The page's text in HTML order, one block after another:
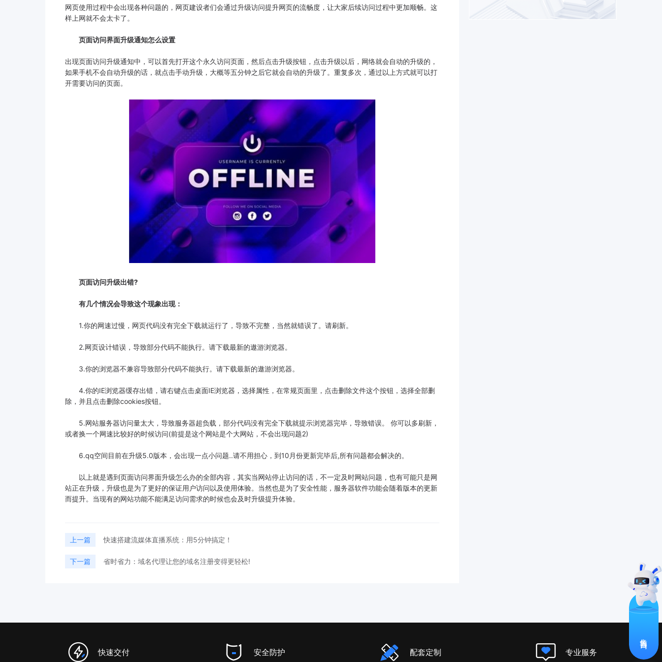
网页使用过程中会出现各种问题的，网页建设者们会通过升级访问提升网页的流畅度，让大家后续访问过程中更加顺畅。这
样上网就不会太卡了。
页面访问界面升级通知怎么设置
出现页面访问升级通知中，可以首先打开这个永久访问页面，然后点击升级按钮，点击升级以后，网络就会自动的升级的，
如果手机不会自动升级的话，就点击手动升级，大概等五分钟之后它就会自动的升级了。重复多次，通过以上方式就可以打
开需要访问的页面。
页面访问升级出错?
有几个情况会导致这个现象出现：
1.你的网速过慢，网页代码没有完全下载就运行了，导致不完整，当然就错误了。请刷新。
2.网页设计错误，导致部分代码不能执行。请下载最新的遨游浏览器。
3.你的浏览器不兼容导致部分代码不能执行。请下载最新的遨游浏览器。
4.你的IE浏览器缓存出错，请右键点击桌面IE浏览器，选择属性，在常规页面里，点击删除文件这个按钮，选择全部删
除，并且点击删除cookies按钮。
5.网站服务器访问量太大，导致服务器超负载，部分代码没有完全下载就提示浏览器完毕，导致错误。 你可以多刷新，
或者换一个网速比较好的时候访问(前提是这个网站是个大网站，不会出现问题2)
6.qq空间目前在升级5.0版本，会出现一点小问题..请不用担心，到10月份更新完毕后,所有问题都会解决的。
以上就是遇到页面访问界面升级怎么办的全部内容，其实当网站停止访问的话，不一定及时网站问题，也有可能只是网
站正在升级，升级也是为了更好的保证用户访问以及使用体验。当然也是为了安全性能，服务器软件功能会随着版本的更新
而提升。当现有的网站功能不能满足访问需求的时候也会及时升级提升体验。
上一篇 快速搭建流媒体直播系统：用5分钟搞定！
下一篇 省时省力：域名代理让您的域名注册变得更轻松!
快速交付 安全防护 配套定制 专业服务